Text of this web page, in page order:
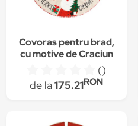
Covoras pentru brad,
cu motive de Craciun
pentru decorare,
108cm, multicolor
()
de la175.21RON